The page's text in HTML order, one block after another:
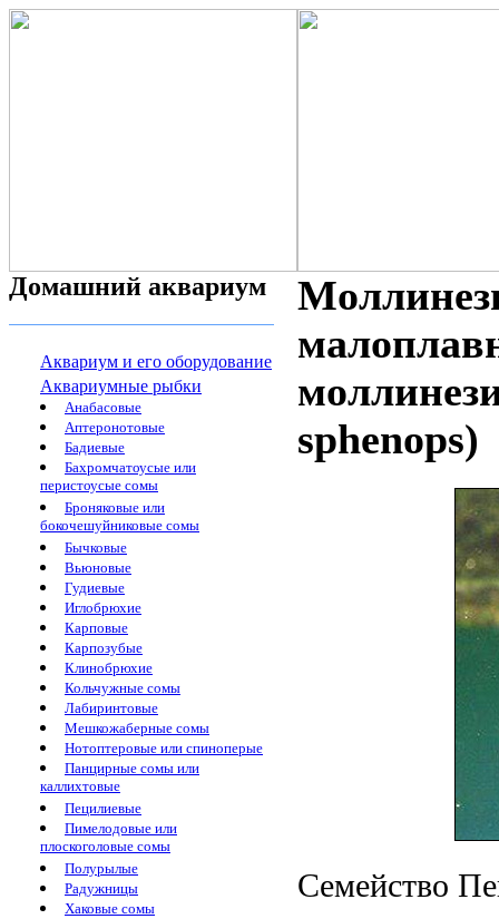
Домашний аквариум
Аквариум и его оборудование
Аквариумные рыбки
Анабасовые
Аптеронотовые
Бадиевые
Бахромчатоусые или
перистоусые сомы
Броняковые или
бокочешуйниковые сомы
Бычковые
Вьюновые
Гудиевые
Иглобрюхие
Карповые
Карпозубые
Клинобрюхие
Кольчужные сомы
Лабиринтовые
Мешкожаберные сомы
Нотоптеровые или спиноперые
Панцирные сомы или
каллихтовые
Пецилиевые
Пимелодовые или
плоскоголовые сомы
Полурылые
Радужницы
Хаковые сомы
sphenops)
Семейство